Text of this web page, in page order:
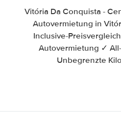
Vitória Da Conquista -
Autovermietung in
Inclusive-
Autovermietung ✓
Unbegrenzte